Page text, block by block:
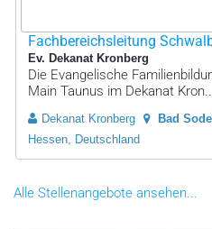
Fachbereichsleitung
Ev. Dekanat Kronberg
Die Evangelische
Main Taunus im Dekanat Kron..
Dekanat Kronberg
Bad
Hessen, Deutschland
Alle Stellenangebote ansehen...